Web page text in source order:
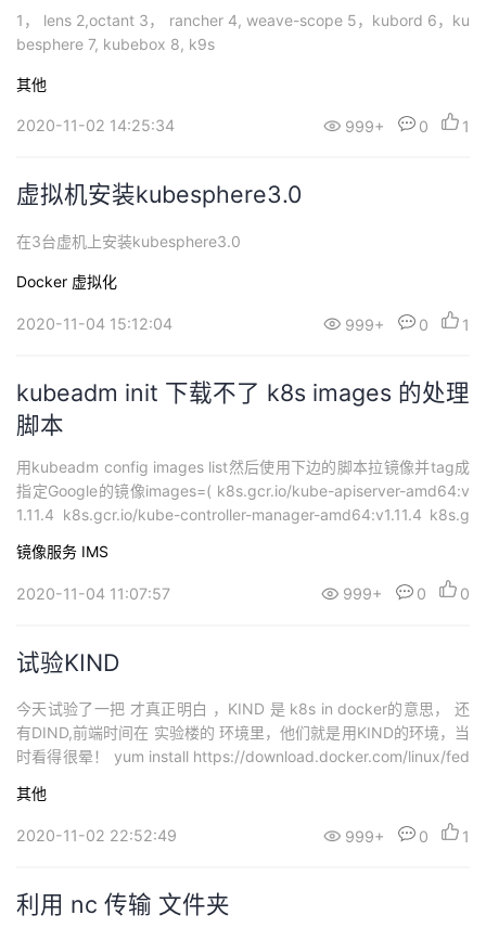
1， lens 2,octant 3， rancher 4, weave-scope 5，kubord 6，ku
besphere 7, kubebox 8, k9s
其他
2020-11-02 14:25:34 999+ 0 1
虚拟机安装kubesphere3.0
在3台虚机上安装kubesphere3.0
Docker 虚拟化
2020-11-04 15:12:04 999+ 0 1
kubeadm init 下载不了 k8s images 的处理
脚本
用kubeadm config images list然后使用下边的脚本拉镜像并tag成
指定Google的镜像images=( k8s.gcr.io/kube-apiserver-amd64:v
1.11.4 k8s.gcr.io/kube-controller-manager-amd64:v1.11.4 k8s.g
镜像服务 IMS
2020-11-04 11:07:57 999+ 0 0
试验KIND
今天试验了一把 才真正明白 ，KIND 是 k8s in docker的意思， 还
有DIND,前端时间在 实验楼的 环境里，他们就是用KIND的环境，当
时看得很晕！ yum install https://download.docker.com/linux/fed
86_64...
其他
2020-11-02 22:52:49 999+ 0 1
利用 nc 传输 文件夹